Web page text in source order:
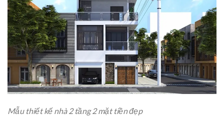
Mẫu thiết kế nhà 2 tầng 2 mặt tiền đẹp